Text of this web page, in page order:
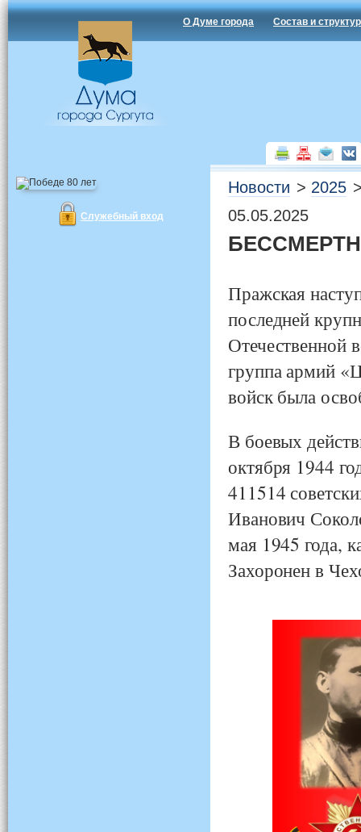
О Думе города Состав и
Служебный вход
Новости > 2025
05.05.2025
Пражская
последней
Отечественной
группа армий
войск была
В боевых
октября 1944
411514
Иванович
мая 1945 года,
Захоронен в